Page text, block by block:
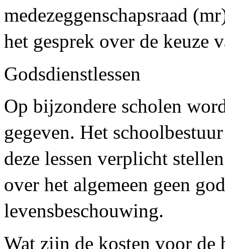
medezeggenschapsraad
het gesprek over de keuze
Godsdienstlessen
Op bijzondere scholen
gegeven. Het
deze lessen verplicht
over het algemeen geen
levensbeschouwing.
Wat zijn de kosten voor